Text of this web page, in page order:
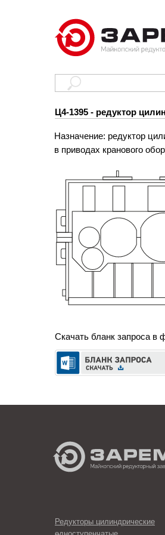
Назначение: редуктор
в приводах кранового
Скачать бланк запроса в
Ц4-1395 - редуктор
Редукторы цилиндрические